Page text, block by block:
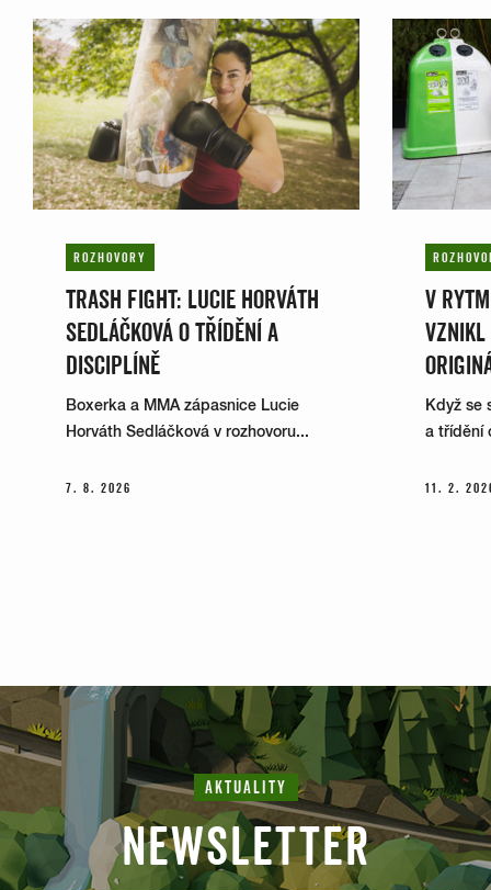
ROZHOVORY
TRASH FIGHT: LUCIE HORVÁTH
SEDLÁČKOVÁ O TŘÍDĚNÍ A
DISCIPLÍNĚ
Boxerka a MMA zápasnice Lucie
Horváth Sedláčková v rozhovoru...
7. 8. 2026
V
VZNIKL
Když se
a třídění
11. 2.
AKTUALITY
NEWSLETTER